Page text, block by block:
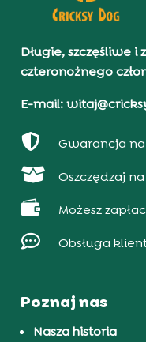
Długie, szczęśliwe
czteronożnego
E-mail:
 Gwarancja
 Oszczędzaj
 Możesz
 Obsługa
Poznaj nas
Nasza historia